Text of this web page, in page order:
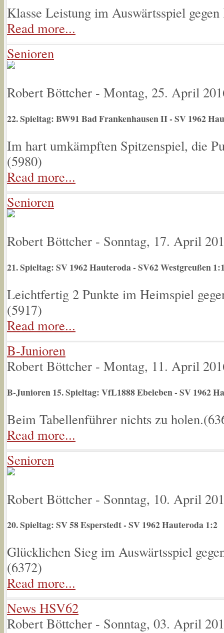
Klasse Leistung im Auswärtsspiel
Read more...
Senioren
Robert Böttcher - Montag, 25. April
22. Spieltag: BW91 Bad Frankenhausen II - SV 1962
Im hart umkämpften Spitzenspiel, die
(5980)
Read more...
Senioren
Robert Böttcher - Sonntag, 17. April
21. Spieltag: SV 1962 Hauteroda - SV62 Westgreußen
Leichtfertig 2 Punkte im Heimspiel
(5917)
Read more...
B-Junioren
Robert Böttcher - Montag, 11. April
B-Junioren 15. Spieltag: VfL1888 Ebeleben - SV 1962
Beim Tabellenführer nichts zu holen.(
Read more...
Senioren
Robert Böttcher - Sonntag, 10. April
20. Spieltag: SV 58 Esperstedt - SV 1962 Hauteroda 1:2
Glücklichen Sieg im Auswärtsspiel
(6372)
Read more...
News HSV62
Robert Böttcher - Sonntag, 03. April